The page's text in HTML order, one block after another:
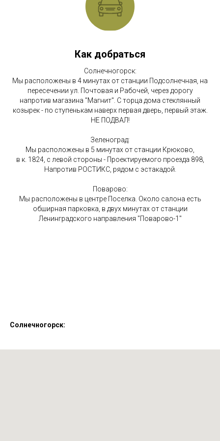
Как добраться
Солнечногорск:
Мы расположены в 4 минутах от станции Подсолнечная, на
пересечении ул. Почтовая и Рабочей, через дорогу
напротив магазина "Магнит". С торца дома стеклянный
козырек - по ступенькам наверх первая дверь, первый этаж.
НЕ ПОДВАЛ!
Зеленоград:
Мы расположены в 5 минутах от станции Крюково,
в к. 1824, с левой стороны - Проектируемого проезда 898,
Напротив РОСТИКС, рядом с эстакадой.
Поварово:
Мы расположены в центре Поселка. Около салона есть
обширная парковка, в двух минутах от станции
Ленинградского направления "Поварово-1"
Солнечногорск: